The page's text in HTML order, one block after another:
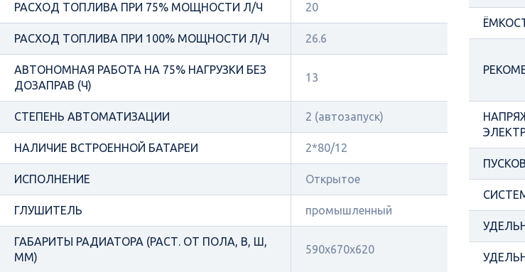
РАСХОД ТОПЛИВА ПРИ 75% МОЩНОСТИ Л/Ч 20
РАСХОД ТОПЛИВА ПРИ 100% МОЩНОСТИ Л/Ч 26.6
АВТОНОМНАЯ РАБОТА НА 75% НАГРУЗКИ БЕЗ
ДОЗАПРАВ (Ч)
13
СТЕПЕНЬ АВТОМАТИЗАЦИИ 2 (автозапуск)
НАЛИЧИЕ ВСТРОЕННОЙ БАТАРЕИ 2*80/12
ИСПОЛНЕНИЕ Открытое
ГЛУШИТЕЛЬ промышленный
ГАБАРИТЫ РАДИАТОРА (РАСТ. ОТ ПОЛА, В, Ш,
ММ)
590x670x620